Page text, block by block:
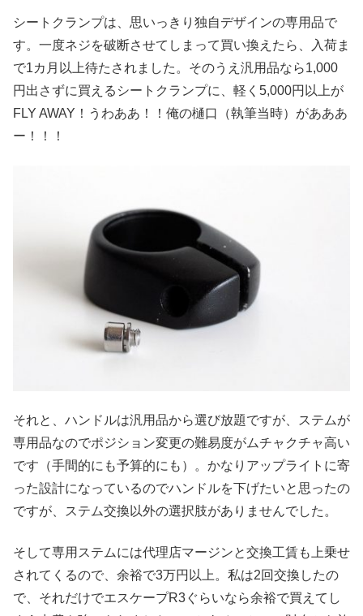
シートクランプは、思いっきり独自デザインの専用品で
す。一度ネジを破断させてしまって買い換えたら、入荷ま
で1カ月以上待たされました。そのうえ汎用品なら1,000
円出さずに買えるシートクランプに、軽く5,000円以上が
FLY AWAY！うわああ！！俺の樋口（執筆当時）があああ
ー！！！
それと、ハンドルは汎用品から選び放題ですが、ステムが
専用品なのでポジション変更の難易度がムチャクチャ高い
です（手間的にも予算的にも）。かなりアップライトに寄
った設計になっているのでハンドルを下げたいと思ったの
ですが、ステム交換以外の選択肢がありませんでした。
そして専用ステムには代理店マージンと交換工賃も上乗せ
されてくるので、余裕で3万円以上。私は2回交換したの
で、それだけでエスケープR3ぐらいなら余裕で買えてし